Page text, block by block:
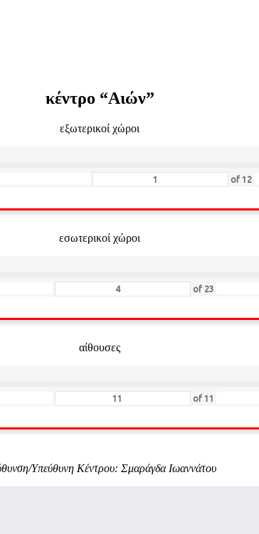
κέντρο “Αιών”
εξωτερικοί χώροι
of12
εσωτερικοί χώροι
of 23
αίθουσες
of11
Υπεύθυνη Κέντρου: Σμαράγδα Ιωαννάτου